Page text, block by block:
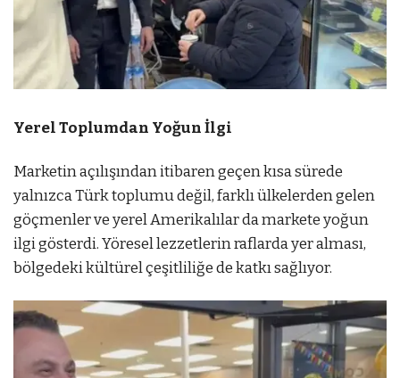
Yerel Toplumdan Yoğun İlgi
Marketin açılışından itibaren geçen kısa sürede
yalnızca Türk toplumu değil, farklı ülkelerden gelen
göçmenler ve yerel Amerikalılar da markete yoğun
ilgi gösterdi. Yöresel lezzetlerin raflarda yer alması,
bölgedeki kültürel çeşitliliğe de katkı sağlıyor.